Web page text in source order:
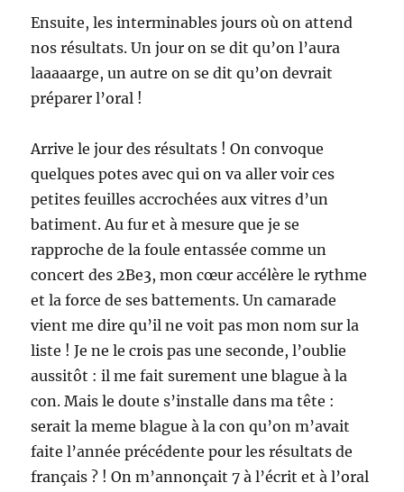
Ensuite, les interminables jours où on attend
nos résultats. Un jour on se dit qu’on l’aura
laaaaarge, un autre on se dit qu’on devrait
préparer l’oral !
Arrive le jour des résultats ! On convoque
quelques potes avec qui on va aller voir ces
petites feuilles accrochées aux vitres d’un
batiment. Au fur et à mesure que je se
rapproche de la foule entassée comme un
concert des 2Be3, mon cœur accélère le rythme
et la force de ses battements. Un camarade
vient me dire qu’il ne voit pas mon nom sur la
liste ! Je ne le crois pas une seconde, l’oublie
aussitôt : il me fait surement une blague à la
con. Mais le doute s’installe dans ma tête :
serait la meme blague à la con qu’on m’avait
faite l’année précédente pour les résultats de
français ? ! On m’annonçait 7 à l’écrit et à l’oral